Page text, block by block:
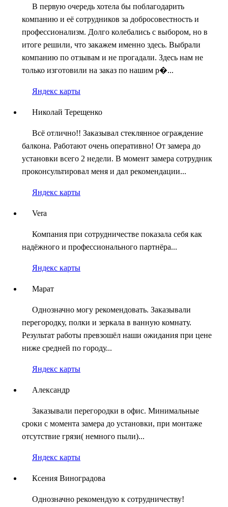
В первую очередь хотела бы поблагодарить
компанию и её сотрудников за добросовестность и
профессионализм. Долго колебались с выбором, но в
итоге решили, что закажем именно здесь. Выбрали
компанию по отзывам и не прогадали. Здесь нам не
только изготовили на заказ по нашим р�...
Яндекс карты
Николай Терещенко
Всё отлично!! Заказывал стеклянное ограждение
балкона. Работают очень оперативно! От замера до
установки всего 2 недели. В момент замера сотрудник
проконсультировал меня и дал рекомендации...
Яндекс карты
Vera
Компания при сотрудничестве показала себя как
надёжного и профессионального партнёра...
Яндекс карты
Марат
Однозначно могу рекомендовать. Заказывали
перегородку, полки и зеркала в ванную комнату.
Результат работы превзошёл наши ожидания при цене
ниже средней по городу...
Яндекс карты
Александр
Заказывали перегородки в офис. Минимальные
сроки с момента замера до установки, при монтаже
отсутствие грязи( немного пыли)...
Яндекс карты
Ксения Виноградова
Однозначно рекомендую к сотрудничеству!